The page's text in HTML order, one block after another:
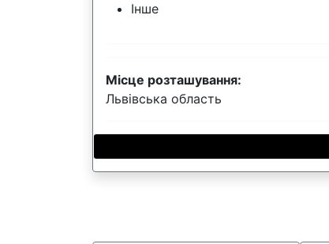
Інше
Місце розташування:
Львівська область